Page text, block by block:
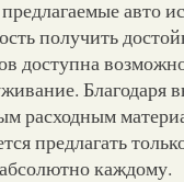
авто
получить
доступна
Благодаря
расходным
предлагать
каждому.